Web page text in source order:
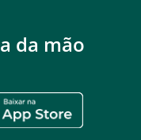
da mão